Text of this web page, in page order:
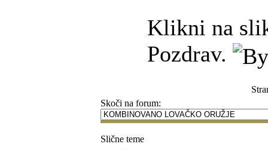
Klikni na
Pozdrav.
Skoči na forum:
Slične teme